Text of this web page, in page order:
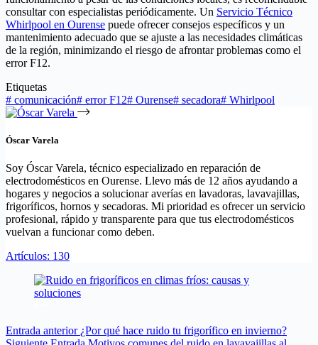
consultar con especialistas periódicamente. Un Servicio Técnico
Whirlpool en Ourense puede ofrecer consejos específicos y un
mantenimiento adecuado que se ajuste a las necesidades climáticas
de la región, minimizando el riesgo de afrontar problemas como el
error F12.
Etiquetas
# comunicación# error F12# Ourense# secadora# Whirlpool
Óscar Varela
Soy Óscar Varela, técnico especializado en reparación de
electrodomésticos en Ourense. Llevo más de 12 años ayudando a
hogares y negocios a solucionar averías en lavadoras, lavavajillas,
frigoríficos, hornos y secadoras. Mi prioridad es ofrecer un servicio
profesional, rápido y transparente para que tus electrodomésticos
vuelvan a funcionar como deben.
Artículos: 130
Entrada anterior ¿Por qué hace ruido tu frigorífico en invierno?